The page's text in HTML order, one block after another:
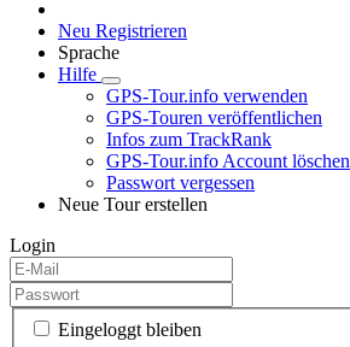
Neu Registrieren
Sprache
Hilfe
GPS-Tour.info verwenden
GPS-Touren veröffentlichen
Infos zum TrackRank
GPS-Tour.info Account löschen
Passwort vergessen
Neue Tour erstellen
Login
Eingeloggt bleiben